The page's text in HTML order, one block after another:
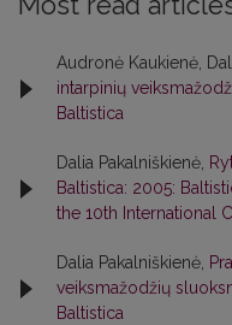
Audronė Kaukienė,
intarpinių
Baltistica
Dalia Pakalniškienė,
Baltistica: 2005:
the 10th International
Dalia Pakalniškienė,
veiksmažodžių
Baltistica